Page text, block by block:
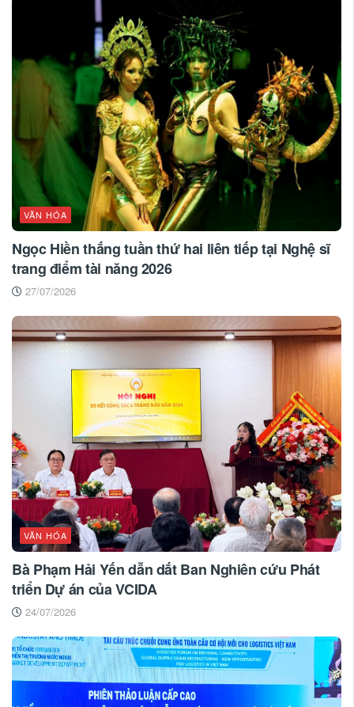
VĂN HÓA
Ngọc Hiền thắng tuần thứ hai liên tiếp tại Nghệ sĩ
trang điểm tài năng 2026
27/07/2026
VĂN HÓA
Bà Phạm Hải Yến dẫn dắt Ban Nghiên cứu Phát
triển Dự án của VCIDA
24/07/2026